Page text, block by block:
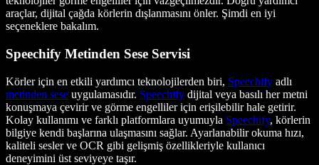
araçlar, dijital çağda körlerin dışlanmasını önler. Şimdi en iyi
seçeneklere bakalım.
Speechify Metinden Sese Servisi
Körler için en etkili yardımcı teknolojilerden biri, Speechify adlı
metinden sese uygulamasıdır. Speechify dijital veya basılı her metni
konuşmaya çevirir ve görme engelliler için erişilebilir hale getirir.
Kolay kullanımı ve farklı platformlara uyumuyla Speechify, körlerin
bilgiye kendi başlarına ulaşmasını sağlar. Ayarlanabilir okuma hızı,
kaliteli sesler ve OCR gibi gelişmiş özellikleriyle kullanıcı
deneyimini üst seviyeye taşır.